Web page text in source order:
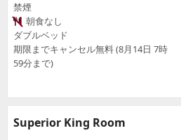
禁煙
朝食なし
ダブルベッド
期限までキャンセル無料 (8月14日 7時
59分まで)
Superior King Room